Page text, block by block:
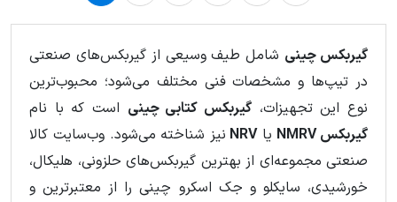
گیربکس چینی شامل طیف وسیعی از گیربکس‌های صنعتی
در تیپ‌ها و مشخصات فنی مختلف می‌شود؛ محبوب‌ترین
نوع این تجهیزات، گیربکس کتابی چینی است که با نام
گیربکس NMRV
یاNRV نیز شناخته می‌شود. وب‌سایت کالا
صنعتی مجموعه‌ای از بهترین گیربکس‌های حلزونی، هلیکال،
خورشیدی، سایکلو و جک اسکرو چینی را از معتبرترین و